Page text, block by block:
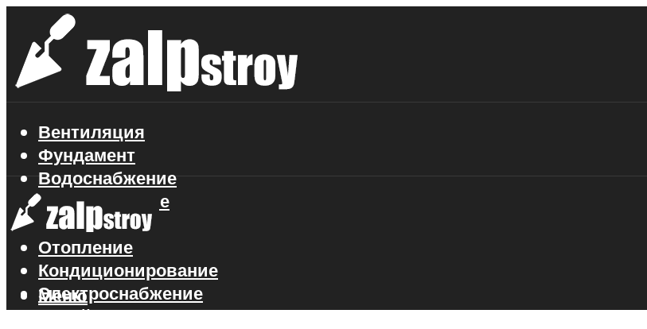
Вентиляция
Фундамент
Водоснабжение
Газоснабжение
Канализация
Отопление
Кондиционирование
Электроснабжение
Стройматериалы
Меню